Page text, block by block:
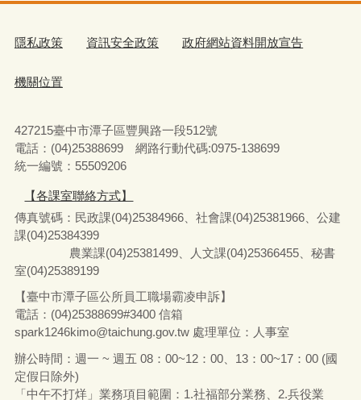
隱私政策 資訊安全政策 政府網站資料開放宣告
機關位置
427215臺中市潭子區豐興路一段512號
電話：(04)25388699 網路行動代碼:0975-138699
統一編號：55509206
【各課室聯絡方式】
傳真號碼：民政課(04)25384966、社會課(04)25381966、公建
課(04)25384399
農業課(04)25381499、人文課(04)25366455、秘書
室(04)25389199
【臺中市潭子區公所員工職場霸凌申訴】
電話：(04)25388699#3400 信箱
spark1246kimo@taichung.gov.tw 處理單位：人事室
辦公時間：週一 ~ 週五 08：00~12：00、13：00~17：00 (國
定假日除外)
「中午不打烊」業務項目範圍：1.社福部分業務
2.兵役業